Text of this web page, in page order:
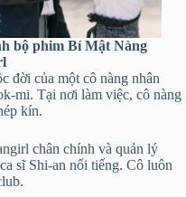
bộ phim Bí Mật Nàng
đời của một cô nàng nhân
mi. Tại nơi làm việc, cô nàng
kín.
chân chính và quản lý
sĩ Shi-an nổi tiếng. Cô luôn